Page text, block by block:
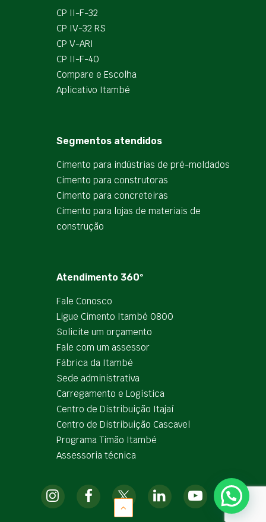
CP II-F-32
CP IV-32 RS
CP V-ARI
CP II-F-40
Compare e Escolha
Aplicativo Itambé
Segmentos atendidos
Cimento para indústrias de pré-moldados
Cimento para construtoras
Cimento para concreteiras
Cimento para lojas de materiais de
construção
Atendimento 360º
Fale Conosco
Ligue Cimento Itambé 0800
Solicite um orçamento
Fale com um assessor
Fábrica da Itambé
Sede administrativa
Carregamento e Logística
Centro de Distribuição Itajaí
Centro de Distribuição Cascavel
Programa Timão Itambé
Assessoria técnica